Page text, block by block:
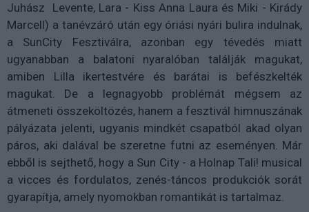
Juhász Levente, Lara - Kiss Anna Laura és Miki - Kirády
Marcell) a tanévzáró után egy óriási nyári bulira indulnak,
a SunCity Fesztiválra, azonban egy tévedés miatt
ugyanabban a balatoni nyaralóban találják magukat,
amiben Lilla ikertestvére és barátai is befészkelték
magukat. De a legnagyobb problémát mégsem az
átmeneti összeköltözés, hanem a fesztivál himnuszának
pályázata jelenti, ugyanis mindkét csapatból akad olyan
páros, aki dalával be szeretne futni az eseményen. Már
ebből is sejthető, hogy a Sun City - a Holnap Tali! musical
a vicces és fordulatos, zenés-táncos produkciók sorát
gyarapítja, amely nyomokban romantikát is tartalmaz.